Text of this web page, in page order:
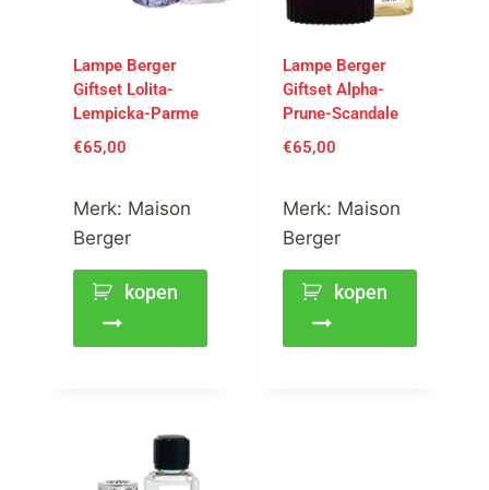
Lampe Berger
Giftset Lolita-
Lempicka-Parme
€65,00
Merk: Maison
Berger
kopen
Lampe Berger
Giftset Alpha-
Prune-Scandale
€65,00
Merk: Maison
Berger
kopen